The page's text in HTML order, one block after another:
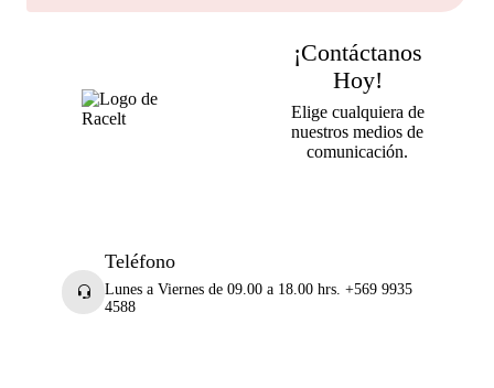
¡Contáctanos
Hoy!
Elige cualquiera de
nuestros medios de
comunicación.
Teléfono
Lunes a Viernes de 09.00 a 18.00 hrs. +569 9935
4588